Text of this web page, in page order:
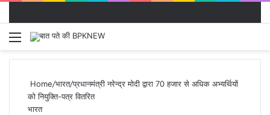
Menu
Home/भारत/प्रधानमंत्री नरेन्‍द्र मोदी द्वारा 70 हजार से अधिक अभ्यर्थियों
को नियुक्ति-पत्र वितरित
भारत